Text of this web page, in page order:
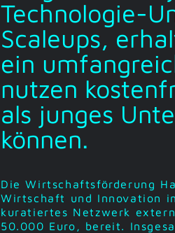
Technologie-
Scaleups,
ein
nutzen
als junges
können.
Die Wirtschaftsförderung
Wirtschaft und Innovation
kuratiertes Netzwerk
50.000 Euro, bereit.